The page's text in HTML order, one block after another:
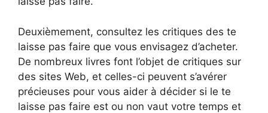
Deuxièmement, consultez les critiques des te
laisse pas faire que vous envisagez d’acheter.
De nombreux livres font l’objet de critiques sur
des sites Web, et celles-ci peuvent s’avérer
précieuses pour vous aider à décider si le te
laisse pas faire est ou non vaut votre temps et